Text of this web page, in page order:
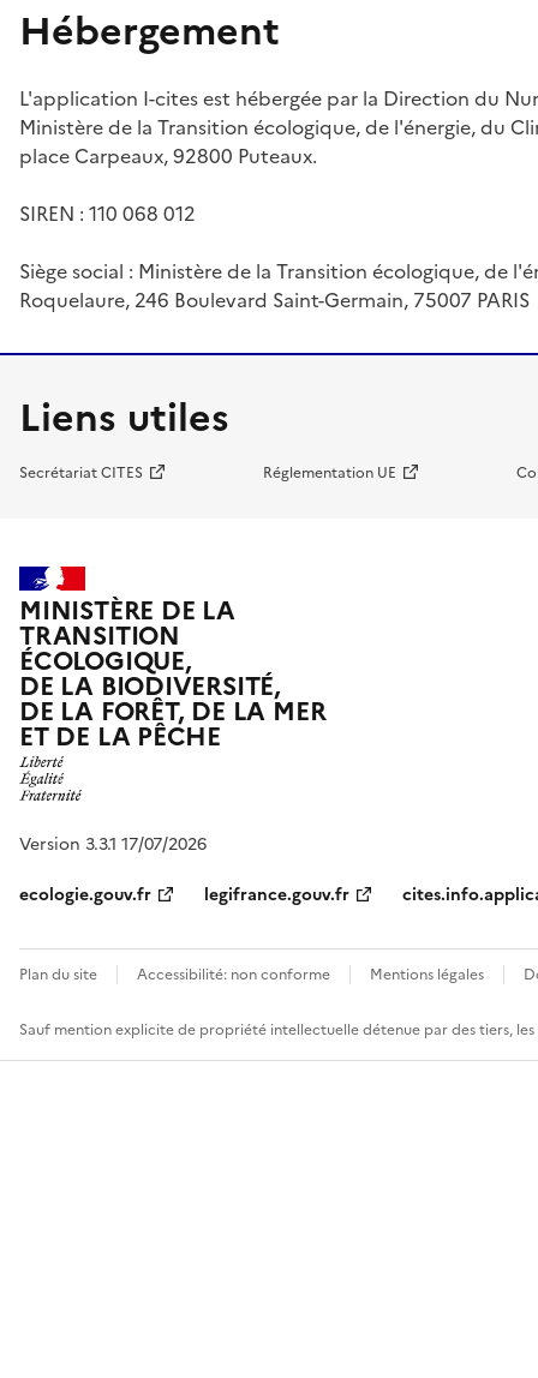
Hébergement
L'application I-cites est hébergée par la Direction du
Ministère de la Transition écologique, de l'énergie, du
place Carpeaux, 92800 Puteaux.
SIREN : 110 068 012
Siège social : Ministère de la Transition écologique, de
Roquelaure, 246 Boulevard Saint-Germain, 75007 PARIS
Liens utiles
Secrétariat CITES Réglementation UE
MINISTÈRE DE LA
TRANSITION
ÉCOLOGIQUE,
DE LA BIODIVERSITÉ,
DE LA FORÊT, DE LA MER
ET DE LA PÊCHE
Version 3.3.1 17/07/2026
ecologie.gouv.fr
legifrance.gouv.fr
Plan du site Accessibilité: non conforme Mentions légales
Sauf mention explicite de propriété intellectuelle détenue par des tiers,